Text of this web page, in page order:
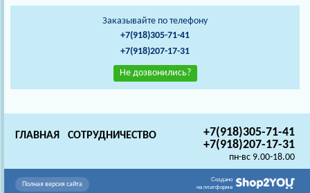
Заказывайте по телефону
+7(918)305-71-41
+7(918)207-17-31
Не дозвонились?
+7(918)305-71-41
+7(918)207-17-31
пн-вс 9.00-18.00
ГЛАВНАЯ СОТРУДНИЧЕСТВО
Создано
на платформе
Полная версия сайта